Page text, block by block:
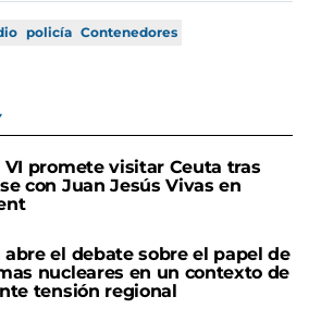
policía Contenedores
VI promete visitar Ceuta tras
con Juan Jesús Vivas en
abre el debate sobre el papel de
nucleares en un contexto de
tensión regional